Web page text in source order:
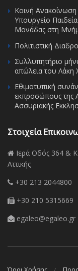
Κοινή Ανακοίνωση
Υπουργείο
Μονάδας στη
Πολιτιστική
Συλλυπητήριο
απώλεια του Λάκη
Εθιμοτυπική
εκπροσώπους της
Ασσυριακής
Στοιχεία
Ιερά Οδός 364 &
Αττικής
+30 213 2044800
+30 210 5315669
egaleo@egaleo.gr